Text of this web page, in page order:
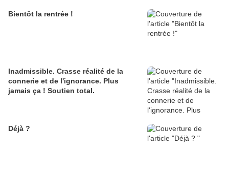
Bientôt la rentrée !
Inadmissible. Crasse réalité de la
connerie et de l'ignorance. Plus
jamais ça ! Soutien total.
Déjà ?